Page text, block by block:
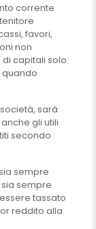
corrente
favori,
non
capitali solo
sarà
gli utili
secondo
sempre
sempre
tassato
reddito alla